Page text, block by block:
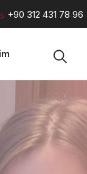
+90 312 431 78 96